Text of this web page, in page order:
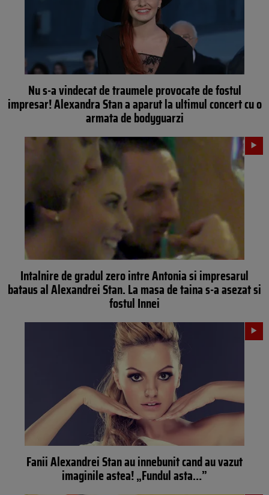
Nu s-a vindecat de traumele provocate de fostul
impresar! Alexandra Stan a aparut la ultimul concert cu o
armata de bodyguarzi
Intalnire de gradul zero intre Antonia si impresarul
bataus al Alexandrei Stan. La masa de taina s-a asezat si
fostul Innei
Fanii Alexandrei Stan au innebunit cand au vazut
imaginile astea! „Fundul asta…”